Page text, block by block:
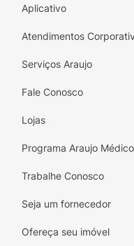
Aplicativo
Atendimentos
Serviços Araujo
Fale Conosco
Lojas
Programa Araujo Médico
Trabalhe Conosco
Seja um fornecedor
Ofereça seu imóvel